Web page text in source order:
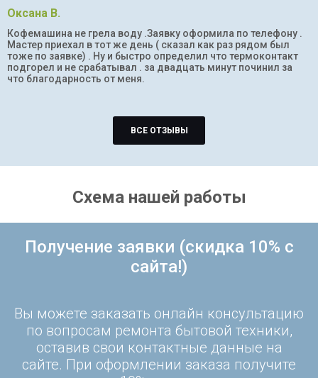
Оксана В.
Кофемашина не грела воду .Заявку оформила по телефону .
Мастер приехал в тот же день ( сказал как раз рядом был
тоже по заявке) . Ну и быстро определил что термоконтакт
подгорел и не срабатывал . за двадцать минут починил за
что благодарность от меня.
ВСЕ ОТЗЫВЫ
Схема нашей работы
Получение заявки (скидка 10% с
сайта!)
Вы можете заказать онлайн консультацию
по вопросам ремонта бытовой техники,
оставив свои контактные данные на
сайте. При оформлении заказа получите